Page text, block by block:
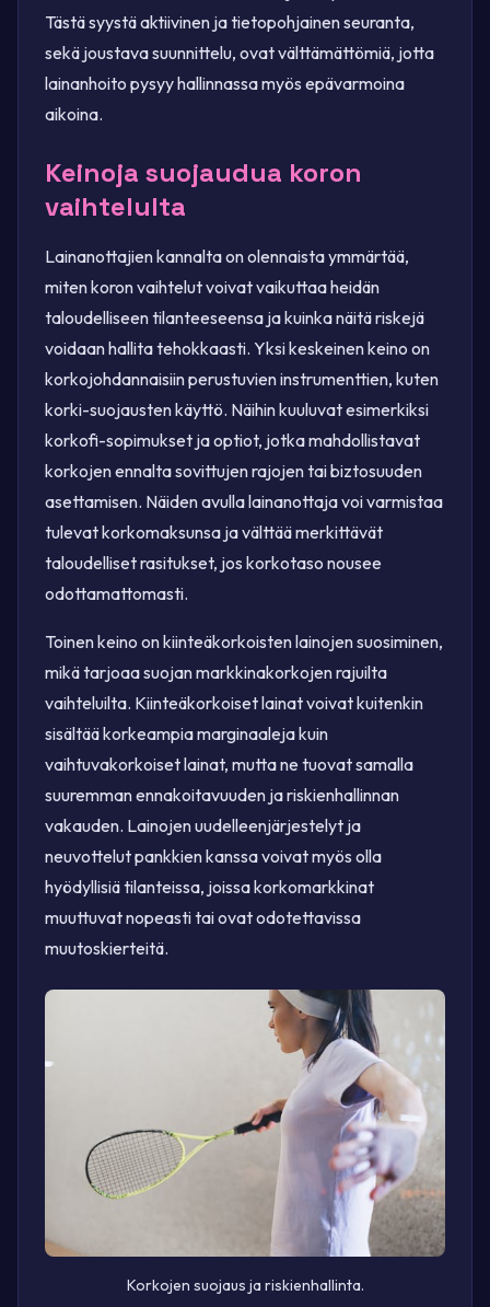
Tästä syystä aktiivinen ja tietopohjainen seuranta,
sekä joustava suunnittelu, ovat välttämättömiä, jotta
lainanhoito pysyy hallinnassa myös epävarmoina
aikoina.
Keinoja suojaudua koron
vaihtelulta
Lainanottajien kannalta on olennaista ymmärtää,
miten koron vaihtelut voivat vaikuttaa heidän
taloudelliseen tilanteeseensa ja kuinka näitä riskejä
voidaan hallita tehokkaasti. Yksi keskeinen keino on
korkojohdannaisiin perustuvien instrumenttien, kuten
korki-suojausten käyttö. Näihin kuuluvat esimerkiksi
korkofi-sopimukset ja optiot, jotka mahdollistavat
korkojen ennalta sovittujen rajojen tai biztosuuden
asettamisen. Näiden avulla lainanottaja voi varmistaa
tulevat korkomaksunsa ja välttää merkittävät
taloudelliset rasitukset, jos korkotaso nousee
odottamattomasti.
Toinen keino on kiinteäkorkoisten lainojen suosiminen,
mikä tarjoaa suojan markkinakorkojen rajuilta
vaihteluilta. Kiinteäkorkoiset lainat voivat kuitenkin
sisältää korkeampia marginaaleja kuin
vaihtuvakorkoiset lainat, mutta ne tuovat samalla
suuremman ennakoitavuuden ja riskienhallinnan
vakauden. Lainojen uudelleenjärjestelyt ja
neuvottelut pankkien kanssa voivat myös olla
hyödyllisiä tilanteissa, joissa korkomarkkinat
muuttuvat nopeasti tai ovat odotettavissa
muutoskierteitä.
Korkojen suojaus ja riskienhallinta.